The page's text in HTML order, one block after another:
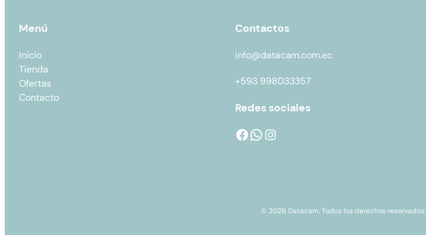
Menú
Inicio
Tienda
Ofertas
Contacto
Contactos
info@datacam.com.ec
+593 998033357
Redes sociales
© 2026 Datacam. Todos los derechos reservados.